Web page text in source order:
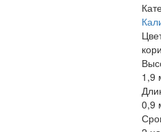
1,9
0,9